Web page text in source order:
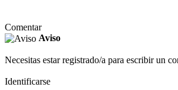
Comentar
Aviso
Necesitas estar registrado/a para escribir un
Identificarse